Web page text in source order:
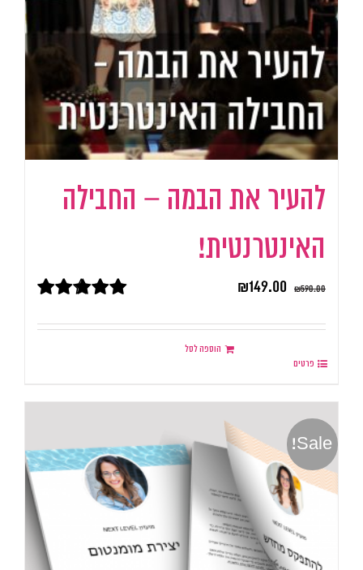
להעיר את הבמה – החבילה
האינטרנטית!
מתוך 5
₪590.00
₪149.00
הוספה לסל
פרטים
Sale!